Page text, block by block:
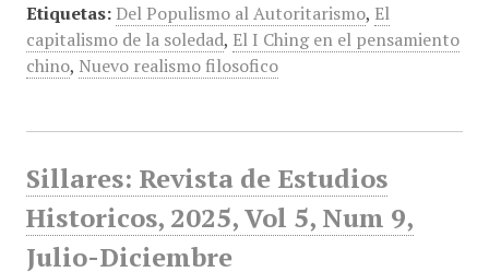
Etiquetas: Del Populismo al Autoritarismo, El
capitalismo de la soledad, El I Ching en el pensamiento
chino, Nuevo realismo filosofico
Sillares: Revista de Estudios
Historicos, 2025, Vol 5, Num 9,
Julio-Diciembre